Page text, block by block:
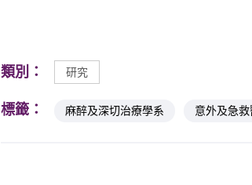
類別： 研究
標籤： 麻醉及深切治療學系 意外及急